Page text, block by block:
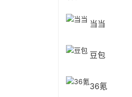
当当
豆包
36氪